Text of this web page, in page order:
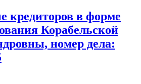
кредиторов в форме
Корабельской
номер дела: